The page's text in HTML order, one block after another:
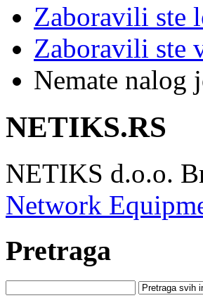
Zaboravili ste
Zaboravili ste
Nemate nalog
NETIKS.RS
NETIKS d.o.o.
Network
Pretraga